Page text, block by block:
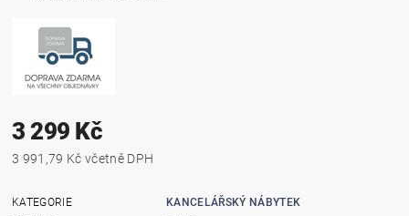
3 299 Kč
3 991,79 Kč včetně DPH
KATEGORIE
KANCELÁŘSKÝ NÁBYTEK